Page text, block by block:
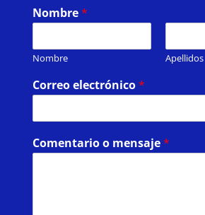
Nombre*
Nombre Apellidos
Correo electrónico*
Comentario o mensaje*